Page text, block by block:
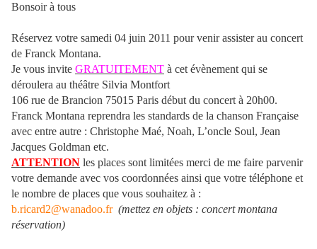
Bonsoir à tous
Réservez votre samedi 04 juin 2011 pour venir assister au concert
de Franck Montana.
Je vous invite GRATUITEMENT à cet évènement qui se
déroulera au théâtre Silvia Montfort
106 rue de Brancion 75015 Paris début du concert à 20h00.
Franck Montana reprendra les standards de la chanson Française
avec entre autre : Christophe Maé, Noah, L’oncle Soul, Jean
Jacques Goldman etc.
ATTENTION les places sont limitées merci de me faire parvenir
votre demande avec vos coordonnées ainsi que votre téléphone et
le nombre de places que vous souhaitez à :
b.ricard2@wanadoo.fr (mettez en objets : concert montana
réservation)